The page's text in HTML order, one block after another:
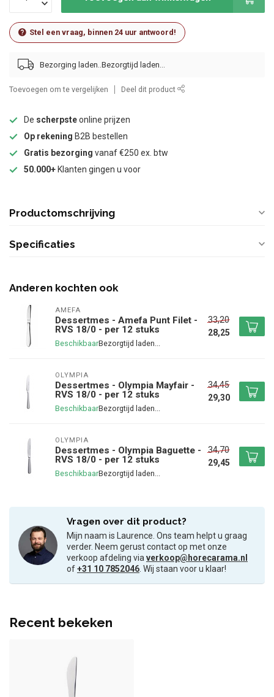
Stel een vraag, binnen 24 uur antwoord!
Bezorging laden..
Toevoegen om te vergelijken Deel dit product
De scherpsteonline prijzen
Op rekening B2B bestellen
Gratis bezorging vanaf €250 ex. btw
50.000+ Klanten gingen u voor
Productomschrijving
Specificaties
Anderen kochten ook
AMEFA
Dessertmes - Amefa Punt Filet -
RVS 18/0 - per 12 stuks
Beschikbaar
33,20
28,25
OLYMPIA
Dessertmes - Olympia Mayfair -
RVS 18/0 - per 12 stuks
Beschikbaar
34,45
29,30
OLYMPIA
Dessertmes - Olympia Baguette -
RVS 18/0 - per 12 stuks
Beschikbaar
34,70
29,45
Vragen over dit product?
Mijn naam is Laurence. Ons team helpt u graag
verder. Neem gerust contact op met onze
verkoop afdeling viaverkoop@horecarama.nl
of+31 10 7852046. Wij staan voor u klaar!
Recent bekeken